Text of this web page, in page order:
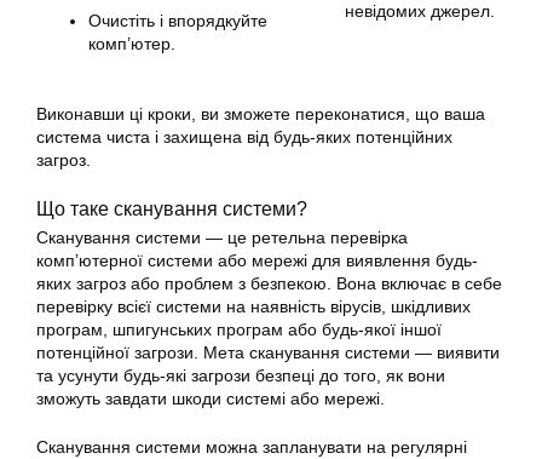
Очистіть і впорядкуйте
комп’ютер.
невідомих джерел.
Виконавши ці кроки, ви зможете переконатися, що ваша
система чиста і захищена від будь-яких потенційних
загроз.
Що таке сканування системи?
Сканування системи — це ретельна перевірка
комп’ютерної системи або мережі для виявлення будь-
яких загроз або проблем з безпекою. Вона включає в себе
перевірку всієї системи на наявність вірусів, шкідливих
програм, шпигунських програм або будь-якої іншої
потенційної загрози. Мета сканування системи — виявити
та усунути будь-які загрози безпеці до того, як вони
зможуть завдати шкоди системі або мережі.
Сканування системи можна запланувати на регулярні